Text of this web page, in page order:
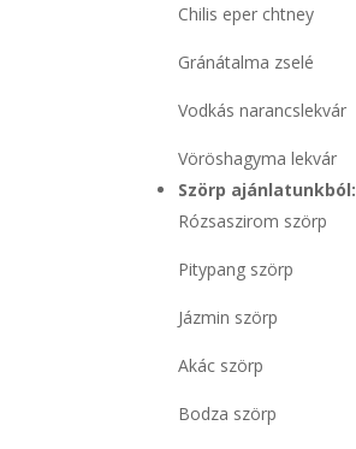
Chilis eper chtney
Gránátalma zselé
Vodkás narancslekvár
Vöröshagyma lekvár
Szörp ajánlatunkból:
Rózsaszirom szörp
Pitypang szörp
Jázmin szörp
Akác szörp
Bodza szörp